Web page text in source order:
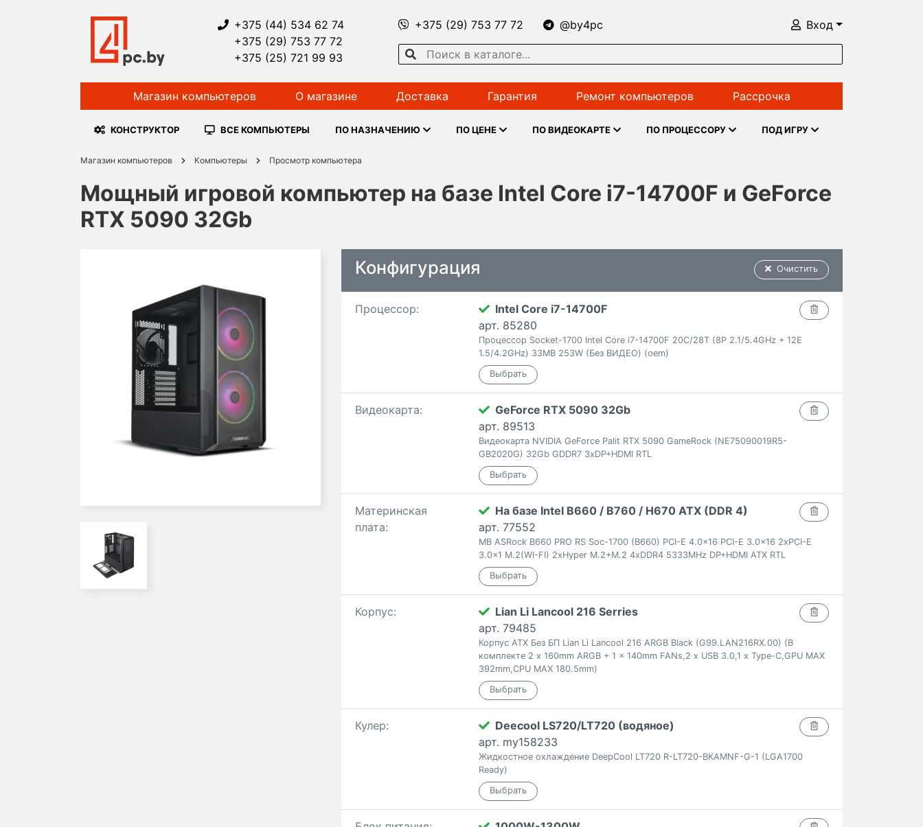
+375 (44) 534 62 74
+375 (29) 753 77 72
+375 (25) 721 99 93
+375 (29) 753 77 72 @by4pc Вход
Магазин компьютеров О магазине Доставка Гарантия Ремонт компьютеров Рассрочка
КОНСТРУКТОР ВСЕ КОМПЬЮТЕРЫ ПО НАЗНАЧЕНИЮ ПО ЦЕНЕ ПО ВИДЕОКАРТЕ ПО ПРОЦЕССОРУ ПОД ИГРУ
Магазин компьютеров Компьютеры Просмотр компьютера
Мощный игровой компьютер на базе Intel Core i7-14700F и GeForce
RTX 5090 32Gb
Очистить
Конфигурация
Процессор:
Intel Core i7-14700F
арт. 85280
Процессор Socket-1700 Intel Core i7-14700F 20C/28T (8P 2.1/5.4GHz + 12E
1.5/4.2GHz) 33MB 253W (Без ВИДЕО) (oem)
Видеокарта:
GeForce RTX 5090 32Gb
арт. 89513
Видеокарта NVIDIA GeForce Palit RTX 5090 GameRock (NE75090019R5-
GB2020G) 32Gb GDDR7 3xDP+HDMI RTL
Материнская
плата:
На базе Intel B660 / B760 / H670 ATX (DDR 4)
арт. 77552
MB ASRock B660 PRO RS Soc-1700 (B660) PCI-E 4.0x16 PCI-E 3.0x16 2xPCI-E
3.0x1 M.2(WI-FI) 2xHyper M.2+M.2 4xDDR4 5333MHz DP+HDMI ATX RTL
Корпус:
Lian Li Lancool 216 Serries
арт. 79485
Корпус ATX Без БП Lian Li Lancool 216 ARGB Black (G99.LAN216RX.00) (В
комплекте 2 x 160mm ARGB + 1 x 140mm FANs,2 x USB 3.0,1 x Type-C,GPU MAX
392mm,CPU MAX 180.5mm)
Кулер:
Deecool LS720/LT720 (водяное)
арт. my158233
Жидкостное охлаждение DeepCool LT720 R-LT720-BKAMNF-G-1 (LGA1700
Ready)